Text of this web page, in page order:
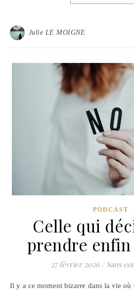
Julie LE MOIGNE
PODCAST
Celle qui
prendre enfin
27 février 2026 / Sans
Il y a ce moment bizarre dans la vie où tu te réveilles un matin et